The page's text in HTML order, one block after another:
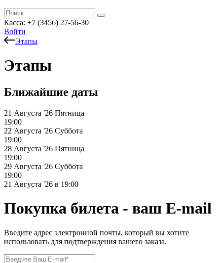
Касса: +7 (3456) 27-56-30
Войти
Этапы
Этапы
Ближайшие даты
21 Августа '26 Пятница
19:00
22 Августа '26 Суббота
19:00
28 Августа '26 Пятница
19:00
29 Августа '26 Суббота
19:00
21 Августа '26 в 19:00
Покупка билета - ваш E-mail
Введите адрес электронной почты, который вы хотите
использовать для подтверждения вашего заказа.